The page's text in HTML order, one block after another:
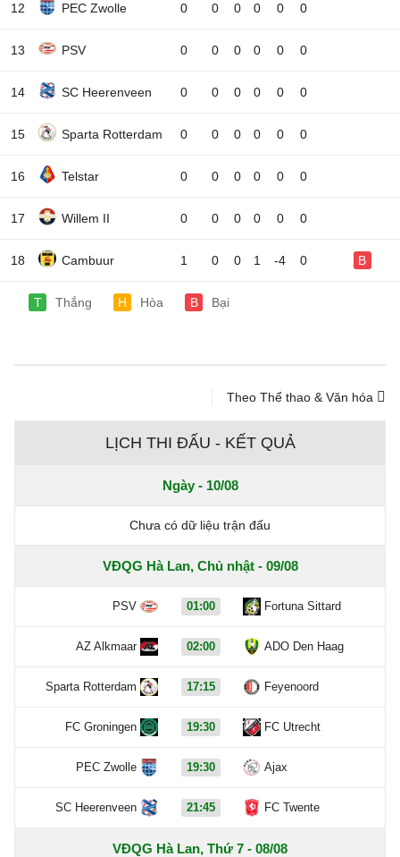
12 PEC Zwolle 0 0 0 0 0 0
13 PSV 0 0 0 0 0 0
14 SC Heerenveen 0 0 0 0 0 0
15 Sparta Rotterdam 0 0 0 0 0 0
16 Telstar 0 0 0 0 0 0
17 Willem II 0 0 0 0 0 0
18 Cambuur 1 0 0 1 -4 0 B
T Thắng H Hòa B Bại
Theo Thể thao & Văn hóa
LỊCH THI ĐẤU - KẾT QUẢ
Ngày - 10/08
Chưa có dữ liệu trận đấu
VĐQG Hà Lan, Chủ nhật - 09/08
PSV 01:00 Fortuna Sittard
AZ Alkmaar 02:00 ADO Den Haag
Sparta Rotterdam 17:15 Feyenoord
FC Groningen 19:30 FC Utrecht
PEC Zwolle 19:30 Ajax
SC Heerenveen 21:45 FC Twente
VĐQG Hà Lan, Thứ 7 - 08/08